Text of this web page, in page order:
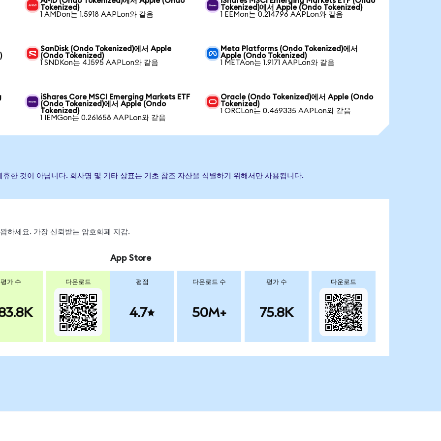
Tokenized)
1 AMDon는 1.5918 AAPLon와 같음
Tokenized)에서 Apple (Ondo Tokenized)
1 EEMon는 0.214796 AAPLon와 같음
SanDisk (Ondo Tokenized)에서 Apple
(Ondo Tokenized)
1 SNDKon는 4.1595 AAPLon와 같음
Meta Platforms (Ondo Tokenized)에서
Apple (Ondo Tokenized)
1 METAon는 1.9171 AAPLon와 같음
iShares Core MSCI Emerging Markets ETF
(Ondo Tokenized)에서 Apple (Ondo
Tokenized)
1 IEMGon는 0.261658 AAPLon와 같음
Oracle (Ondo Tokenized)에서 Apple (Ondo
Tokenized)
1 ORCLon는 0.469335 AAPLon와 같음
한 것이 아닙니다. 회사명 및 기타 상표는 기초 참조 자산을 식별하기 위해서만 사용됩니다.
하세요. 가장 신뢰받는 암호화폐 지갑.
평가 수 다운로드
App Store
평점
4.7
다운로드 수
50M+
평가 수
75.8K
다운로드